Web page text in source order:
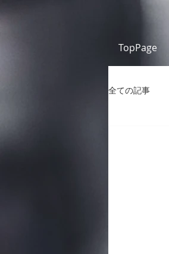
TopPage
全ての記事